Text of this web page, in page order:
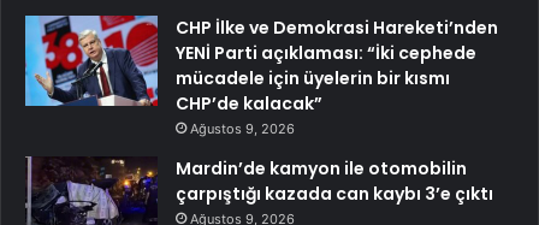
CHP İlke ve Demokrasi Hareketi’nden
YENİ Parti açıklaması: “İki cephede
mücadele için üyelerin bir kısmı
CHP’de kalacak”
Ağustos 9, 2026
Mardin’de kamyon ile otomobilin
çarpıştığı kazada can kaybı 3’e çıktı
Ağustos 9, 2026